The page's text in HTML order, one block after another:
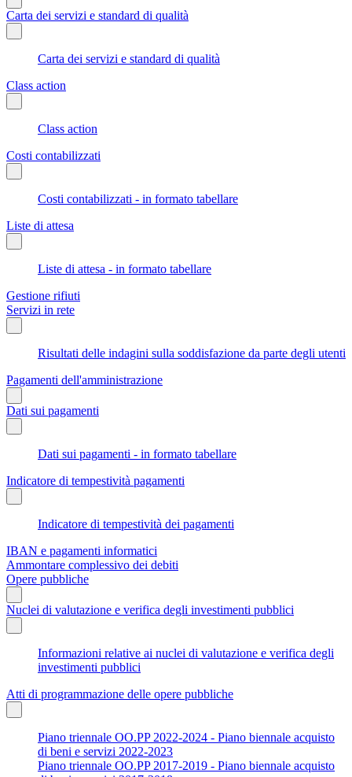
Carta dei servizi e standard di qualità
Carta dei servizi e standard di qualità
Class action
Class action
Costi contabilizzati
Costi contabilizzati - in formato tabellare
Liste di attesa
Liste di attesa - in formato tabellare
Gestione rifiuti
Servizi in rete
Risultati delle indagini sulla soddisfazione da parte degli utenti
Pagamenti dell'amministrazione
Dati sui pagamenti
Dati sui pagamenti - in formato tabellare
Indicatore di tempestività pagamenti
Indicatore di tempestività dei pagamenti
IBAN e pagamenti informatici
Ammontare complessivo dei debiti
Opere pubbliche
Nuclei di valutazione e verifica degli investimenti pubblici
Informazioni relative ai nuclei di valutazione e verifica degli
investimenti pubblici
Atti di programmazione delle opere pubbliche
Piano triennale OO.PP 2022-2024 - Piano biennale acquisto
di beni e servizi 2022-2023
Piano triennale OO.PP 2017-2019 - Piano biennale acquisto